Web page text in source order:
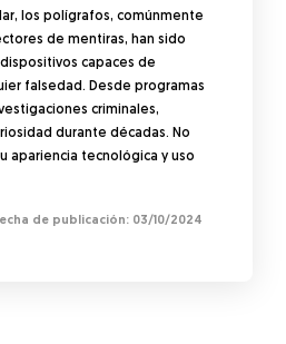
los polígrafos, comúnmente
de mentiras, han sido
capaces de
falsedad. Desde programas
criminales,
durante décadas. No
apariencia tecnológica y uso
03/10/2024